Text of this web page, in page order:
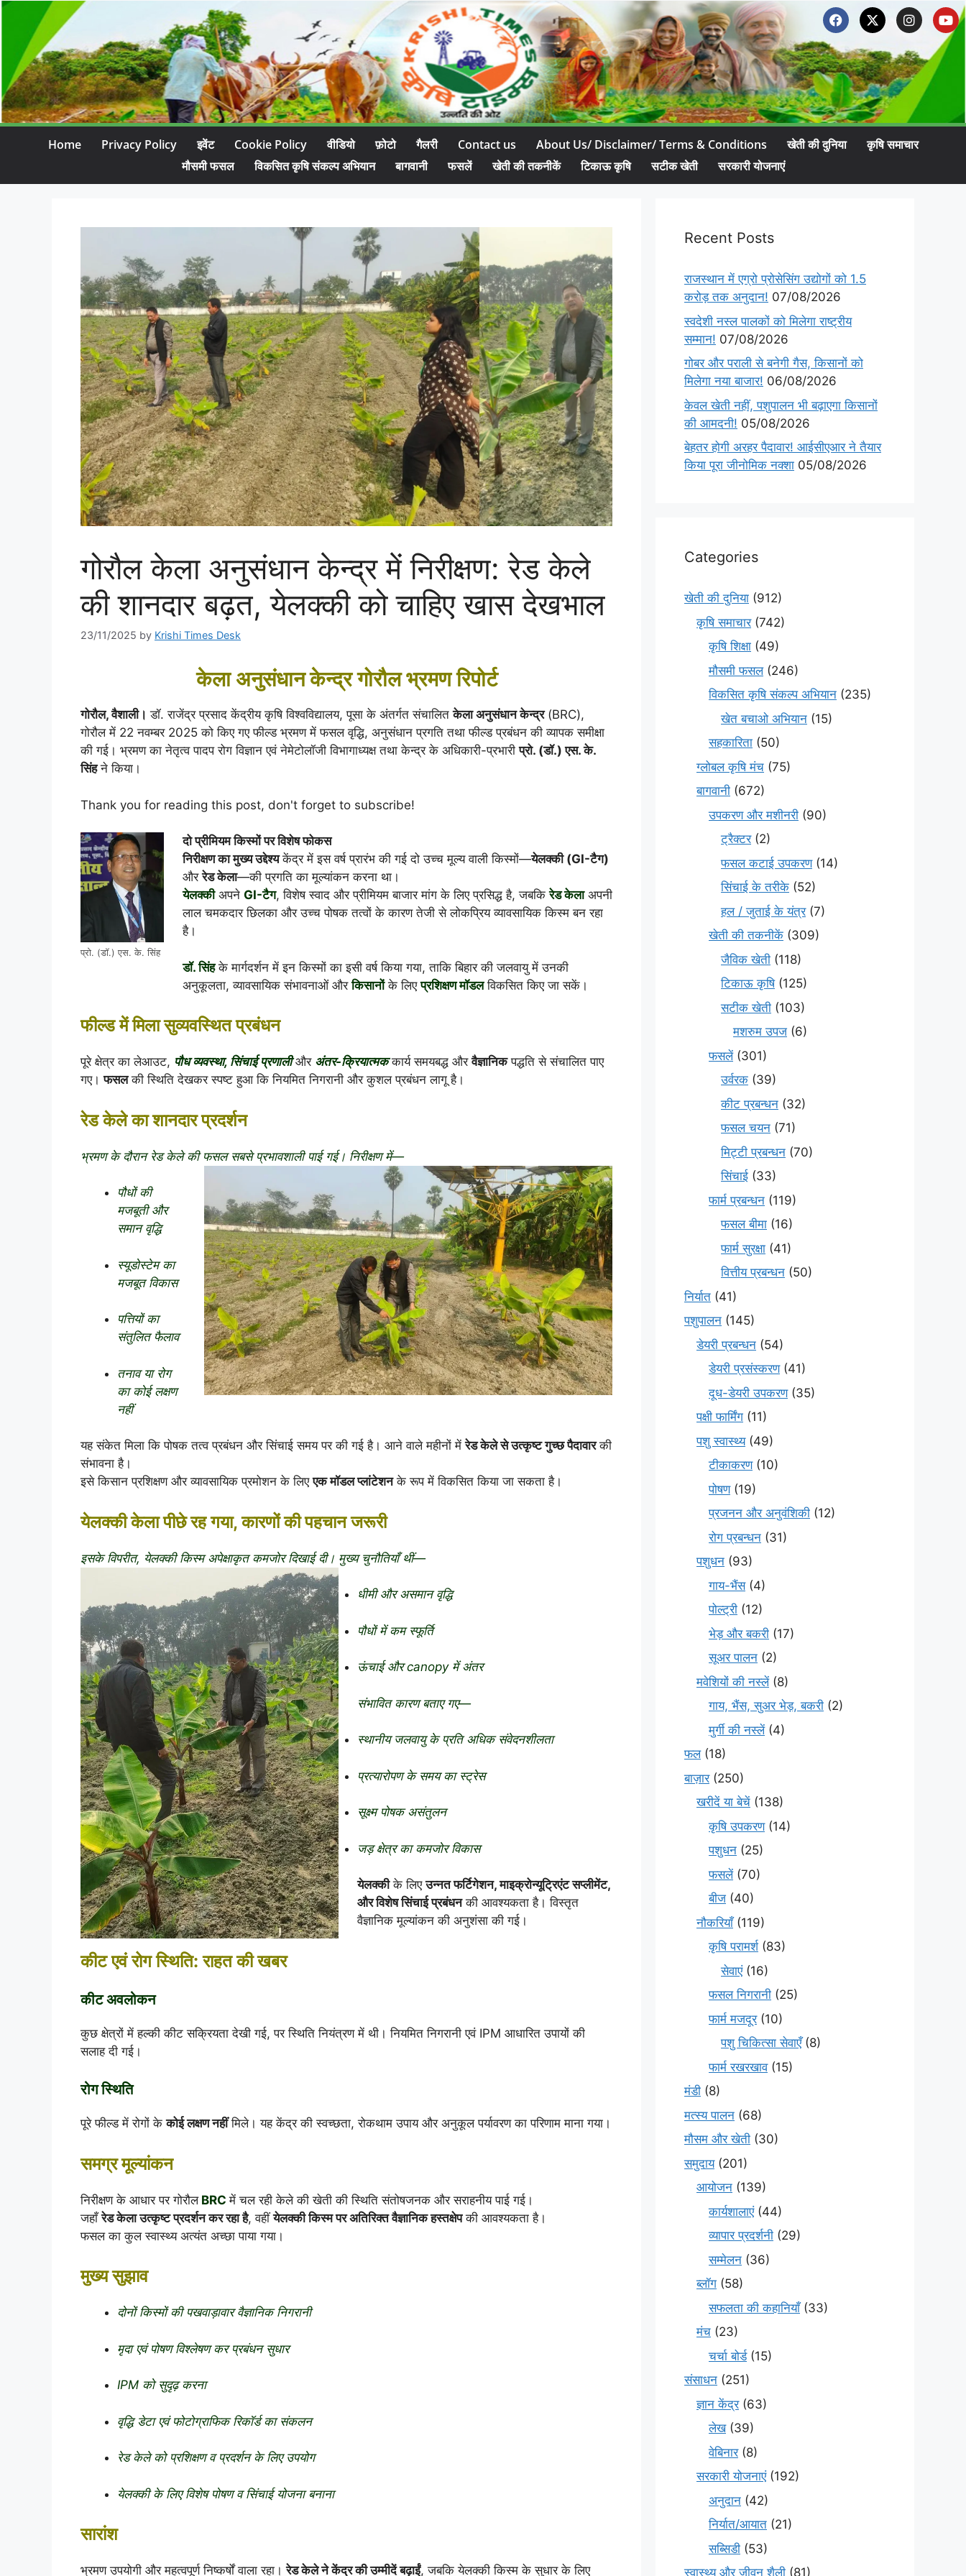
Home Privacy Policy इवेंट Cookie Policy वीडियो फ़ोटो गैलरी Contact us About Us/ Disclaimer/ Terms & Conditions खेती की दुनिया
कृषि समाचार
मौसमी फसल
विकसित कृषि संकल्प अभियान बागवानी फसलें खेती की तकनीकें टिकाऊ कृषि सटीक खेती सरकारी योजनाएं
गोरौल केला अनुसंधान केन्द्र में निरीक्षण: रेड केले
की शानदार बढ़त, येलक्की को चाहिए खास देखभाल
23/11/2025 by Krishi Times Desk
केला अनुसंधान केन्द्र गोरौल भ्रमण रिपोर्ट
गोरौल, वैशाली। डॉ. राजेंद्र प्रसाद केंद्रीय कृषि विश्वविद्यालय, पूसा के अंतर्गत संचालितकेला अनुसंधान केन्द्र(BRC),
गोरौल में 22 नवम्बर 2025 को किए गए फील्ड भ्रमण में फसल वृद्धि, अनुसंधान प्रगति तथा फील्ड प्रबंधन की व्यापक समीक्षा
की गई। भ्रमण का नेतृत्व पादप रोग विज्ञान एवं नेमेटोलॉजी विभागाध्यक्ष तथा केन्द्र के अधिकारी-प्रभारीप्रो. (डॉ.) एस. के.
सिंहने किया।
Thank you for reading this post, don't forget to subscribe!
प्रो. (डॉ.) एस. के. सिंह
दो प्रीमियम किस्मों पर विशेष फोकस
निरीक्षण का मुख्य उद्देश्यकेंद्र में इस वर्ष प्रारंभ की गई दो उच्च मूल्य वाली किस्मों—येलक्की (GI-टैग)
औररेड केला—की प्रगति का मूल्यांकन करना था।
येलक्कीअपने GI-टैग, विशेष स्वाद और प्रीमियम बाजार मांग के लिए प्रसिद्ध है, जबकिरेड केलाअपनी
लाल चमकदार छिलका और उच्च पोषक तत्वों के कारण तेजी से लोकप्रिय व्यावसायिक किस्म बन रहा
है।
डॉ. सिंह के मार्गदर्शन में इन किस्मों का इसी वर्ष किया गया, ताकि बिहार की जलवायु में उनकी
अनुकूलता, व्यावसायिक संभावनाओं औरकिसानोंके लिएप्रशिक्षण मॉडलविकसित किए जा सकें।
फील्ड में मिला सुव्यवस्थित प्रबंधन
पूरे क्षेत्र का लेआउट, पौध व्यवस्था, सिंचाई प्रणालीऔर अंतर-क्रियात्मककार्य समयबद्ध औरवैज्ञानिकपद्धति से संचालित पाए
गए।फसलकी स्थिति देखकर स्पष्ट हुआ कि नियमित निगरानी और कुशल प्रबंधन लागू है।
रेड केले का शानदार प्रदर्शन
भ्रमण के दौरान रेड केले की फसल सबसे प्रभावशाली पाई गई। निरीक्षण में—
पौधों की
मजबूती और
समान वृद्धि
स्यूडोस्टेम का
मजबूत विकास
पत्तियों का
संतुलित फैलाव
तनाव या रोग
का कोई लक्षण
नहीं
यह संकेत मिला कि पोषक तत्व प्रबंधन और सिंचाई समय पर की गई है। आने वाले महीनों मेंरेड केले से उत्कृष्ट गुच्छ पैदावारकी
संभावना है।
इसे किसान प्रशिक्षण और व्यावसायिक प्रमोशन के लिएएक मॉडल प्लांटेशनके रूप में विकसित किया जा सकता है।
येलक्की केला पीछे रह गया, कारणों की पहचान जरूरी
इसके विपरीत, येलक्की किस्म अपेक्षाकृत कमजोर दिखाई दी। मुख्य चुनौतियाँ थीं—
धीमी और असमान वृद्धि
पौधों में कम स्फूर्ति
ऊंचाई और canopy में अंतर
संभावित कारण बताए गए—
स्थानीय जलवायु के प्रति अधिक संवेदनशीलता
प्रत्यारोपण के समय का स्ट्रेस
सूक्ष्म पोषक असंतुलन
जड़ क्षेत्र का कमजोर विकास
येलक्कीके लिएउन्नत फर्टिगेशन, माइक्रोन्यूट्रिएंट सप्लीमेंट,
और विशेष सिंचाई प्रबंधनकी आवश्यकता है। विस्तृत
वैज्ञानिक मूल्यांकन की अनुशंसा की गई।
कीट एवं रोग स्थिति: राहत की खबर
कीट अवलोकन
कुछ क्षेत्रों में हल्की कीट सक्रियता देखी गई, पर स्थिति नियंत्रण में थी। नियमित निगरानी एवं IPM आधारित उपायों की
सलाह दी गई।
रोग स्थिति
पूरे फील्ड में रोगों केकोई लक्षण नहींमिले। यह केंद्र की स्वच्छता, रोकथाम उपाय और अनुकूल पर्यावरण का परिणाम माना गया।
समग्र मूल्यांकन
निरीक्षण के आधार पर गोरौलBRC में चल रही केले की खेती की स्थिति संतोषजनक और सराहनीय पाई गई।
जहाँरेड केला उत्कृष्ट प्रदर्शन कर रहा है, वहींयेलक्की किस्म पर अतिरिक्त वैज्ञानिक हस्तक्षेपकी आवश्यकता है।
फसल का कुल स्वास्थ्य अत्यंत अच्छा पाया गया।
मुख्य सुझाव
दोनों किस्मों की पखवाड़ावार वैज्ञानिक निगरानी
मृदा एवं पोषण विश्लेषण कर प्रबंधन सुधार
IPM को सुदृढ़ करना
वृद्धि डेटा एवं फोटोग्राफिक रिकॉर्ड का संकलन
रेड केले को प्रशिक्षण व प्रदर्शन के लिए उपयोग
येलक्की के लिए विशेष पोषण व सिंचाई योजना बनाना
सारांश
भ्रमण उपयोगी और महत्वपूर्ण निष्कर्षों वाला रहा।रेड केले ने केंद्र की उम्मीदें बढ़ाईं, जबकि येलक्की किस्म के सुधार के लिए
Recent Posts
राजस्थान में एग्रो प्रोसेसिंग उद्योगों को 1.5
करोड़ तक अनुदान! 07/08/2026
स्वदेशी नस्ल पालकों को मिलेगा राष्ट्रीय
सम्मान! 07/08/2026
गोबर और पराली से बनेगी गैस, किसानों को
मिलेगा नया बाजार! 06/08/2026
केवल खेती नहीं, पशुपालन भी बढ़ाएगा किसानों
की आमदनी! 05/08/2026
बेहतर होगी अरहर पैदावार! आईसीएआर ने तैयार
किया पूरा जीनोमिक नक्शा 05/08/2026
Categories
खेती की दुनिया (912)
कृषि समाचार(742)
कृषि शिक्षा (49)
मौसमी फसल(246)
विकसित कृषि संकल्प अभियान (235)
खेत बचाओ अभियान (15)
सहकारिता (50)
ग्लोबल कृषि मंच (75)
बागवानी (672)
उपकरण और मशीनरी (90)
ट्रैक्टर(2)
फसल कटाई उपकरण(14)
सिंचाई के तरीके (52)
हल / जुताई के यंत्र(7)
खेती की तकनीकें (309)
जैविक खेती (118)
टिकाऊ कृषि(125)
सटीक खेती (103)
मशरुम उपज (6)
फसलें(301)
उर्वरक (39)
कीट प्रबन्धन (32)
फसल चयन (71)
मि‌ट्टी प्रबन्धन (70)
सिंचाई (33)
फार्म प्रबन्धन (119)
फसल बीमा (16)
फार्म सुरक्षा (41)
वित्तीय प्रबन्धन (50)
निर्यात (41)
पशुपालन (145)
डेयरी प्रबन्धन (54)
डेयरी प्रसंस्करण(41)
दूध-डेयरी उपकरण(35)
पक्षी फार्मिंग (11)
पशु स्वास्थ्य(49)
टीकाकरण(10)
पोषण(19)
प्रजनन और अनुवंशिकी (12)
रोग प्रबन्धन (31)
पशुधन (93)
गाय-भैंस(4)
पोल्ट्री (12)
भेड़ और बकरी (17)
सूअर पालन (2)
मवेशियों की नस्लें(8)
गाय, भैंस, सुअर भेड़, बकरी (2)
मुर्गी की नस्लें(4)
फल(18)
बाज़ार(250)
खरीदें या बेचें (138)
कृषि उपकरण(14)
पशुधन (25)
फसलें(70)
बीज (40)
नौकरियाँ(119)
कृषि परामर्श(83)
सेवाएं(16)
फसल निगरानी (25)
फार्म मजदूर(10)
पशु चिकित्सा सेवाएँ(8)
फार्म रखरखाव(15)
मंडी (8)
मत्स्य पालन (68)
मौसम और खेती (30)
समुदाय(201)
आयोजन (139)
कार्यशालाएं(44)
व्यापार प्रदर्शनी (29)
सम्मेलन (36)
ब्लॉग (58)
सफलता की कहानियाँ(33)
मंच (23)
चर्चा बोर्ड(15)
संसाधन (251)
ज्ञान केंद्र(63)
लेख(39)
वेबिनार(8)
सरकारी योजनाएं(192)
अनुदान (42)
निर्यात/आयात (21)
सब्सिडी (53)
स्वास्थ्य और जीवन शैली (81)